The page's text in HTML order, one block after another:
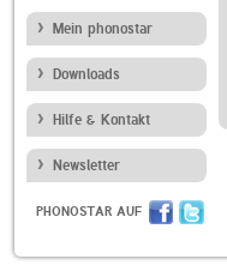
Mein phonostar
Downloads
Hilfe & Kontakt
Newsletter
PHONOSTAR AUF